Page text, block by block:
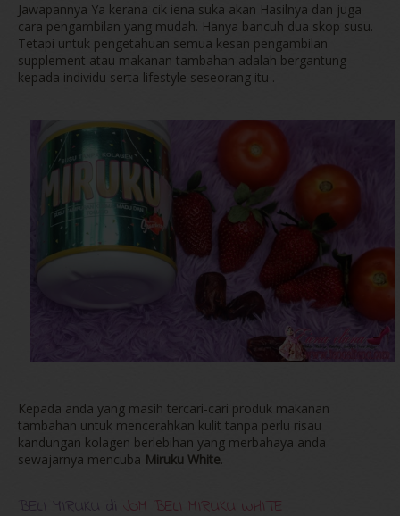
Jawapannya Ya kerana cik iena suka akan Hasilnya dan juga
cara pengambilan yang mudah. Hanya bancuh dua skop susu.
Tetapi untuk pengetahuan semua kesan pengambilan
supplement atau makanan tambahan adalah bergantung
kepada individu serta lifestyle seseorang itu .
Kepada anda yang masih tercari-cari produk makanan
tambahan untuk mencerahkan kulit tanpa perlu risau
kandungan kolagen berlebihan yang merbahaya anda
sewajarnya mencuba Miruku White.
BELI MIRUKU di JOM BELI MIRUKU WHITE